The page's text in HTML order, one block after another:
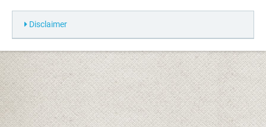
Disclaimer